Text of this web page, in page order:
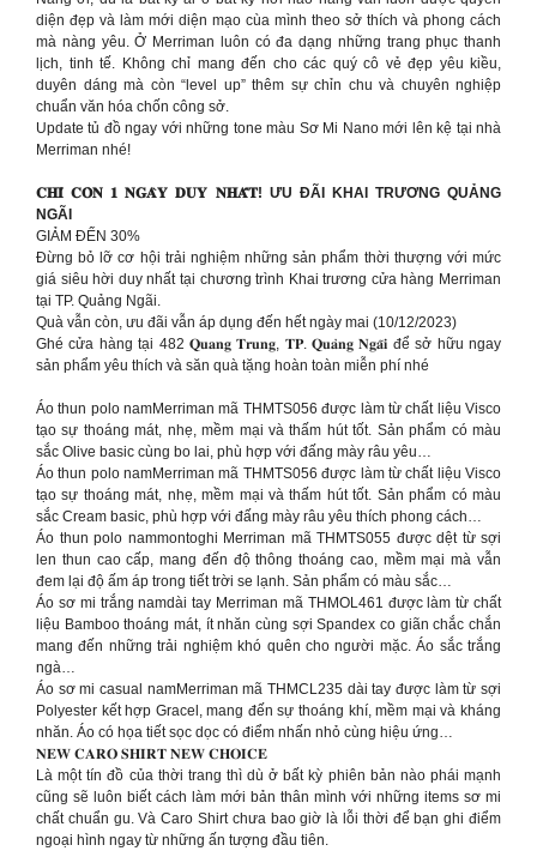
diện đẹp và làm mới diện mạo cùa mình theo sở thích và phong cách
mà nàng yêu. Ở Merriman luôn có đa dạng những trang phục thanh
lịch, tinh tế. Không chỉ mang đến cho các quý cô vẻ đẹp yêu kiều,
duyên dáng mà còn “level up” thêm sự chỉn chu và chuyên nghiệp
chuẩn văn hóa chốn công sở.
Update tủ đồ ngay với những tone màu Sơ Mi Nano mới lên kệ tại nhà
Merriman nhé!
𝐂𝐇𝐈̉ 𝐂𝐎̀𝐍 𝟏 𝐍𝐆𝐀̀𝐘 𝐃𝐔𝐘 𝐍𝐇𝐀̂́𝐓! ƯU ĐÃI KHAI TRƯƠNG QUẢNG
NGÃI
GIẢM ĐẾN 30%
Đừng bỏ lỡ cơ hội trải nghiệm những sản phẩm thời thượng với mức
giá siêu hời duy nhất tại chương trình Khai trương cửa hàng Merriman
tại TP. Quảng Ngãi.
Quà vẫn còn, ưu đãi vẫn áp dụng đến hết ngày mai (10/12/2023)
Ghé cửa hàng tại 482 𝐐𝐮𝐚𝐧𝐠 𝐓𝐫𝐮𝐧𝐠, 𝐓𝐏. 𝐐𝐮𝐚̉𝐧𝐠 𝐍𝐠𝐚̃𝐢 để sở hữu ngay
sản phẩm yêu thích và săn quà tặng hoàn toàn miễn phí nhé
Áo thun polo namMerriman mã THMTS056 được làm từ chất liệu Visco
tạo sự thoáng mát, nhẹ, mềm mại và thấm hút tốt. Sản phẩm có màu
sắc Olive basic cùng bo lai, phù hợp với đấng mày râu yêu…
Áo thun polo namMerriman mã THMTS056 được làm từ chất liệu Visco
tạo sự thoáng mát, nhẹ, mềm mại và thấm hút tốt. Sản phẩm có màu
sắc Cream basic, phù hợp với đấng mày râu yêu thích phong cách…
Áo thun polo nammontoghi Merriman mã THMTS055 được dệt từ sợi
len thun cao cấp, mang đến độ thông thoáng cao, mềm mại mà vẫn
đem lại độ ấm áp trong tiết trời se lạnh. Sản phẩm có màu sắc…
Áo sơ mi trắng namdài tay Merriman mã THMOL461 được làm từ chất
liệu Bamboo thoáng mát, ít nhăn cùng sợi Spandex co giãn chắc chắn
mang đến những trải nghiệm khó quên cho người mặc. Áo sắc trắng
ngà…
Áo sơ mi casual namMerriman mã THMCL235 dài tay được làm từ sợi
Polyester kết hợp Gracel, mang đến sự thoáng khí, mềm mại và kháng
nhăn. Áo có họa tiết sọc dọc có điểm nhấn nhỏ cùng hiệu ứng…
𝐍𝐄𝐖 𝐂𝐀𝐑𝐎 𝐒𝐇𝐈𝐑𝐓 𝐍𝐄𝐖 𝐂𝐇𝐎𝐈𝐂𝐄
Là một tín đồ của thời trang thì dù ở bất kỳ phiên bản nào phái mạnh
cũng sẽ luôn biết cách làm mới bản thân mình với những items sơ mi
chất chuẩn gu. Và Caro Shirt chưa bao giờ là lỗi thời để bạn ghi điểm
ngoại hình ngay từ những ấn tượng đầu tiên.